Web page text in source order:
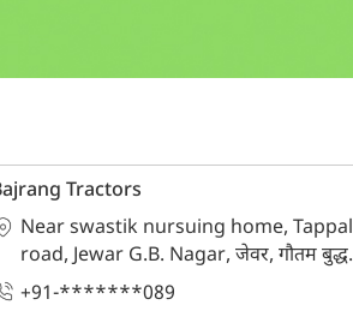
Tractors
Near swastik nursuing home, Tappal
road, Jewar G.B. Nagar, जेवर, गौतम बुद्ध
नगर, उत्तर प्रदेश - 203135
+91-*******089